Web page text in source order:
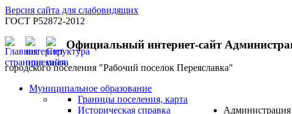
Версия сайта для слабовидящих
ГОСТ Р52872-2012
Официальный интернет-сайт
городского поселения "Рабочий поселок Переяславка"
Муниципальное образование
Границы поселения, карта
Историческая справка
Администрация